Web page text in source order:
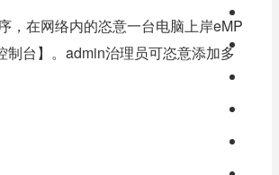
，在网络内的恣意一台电脑上岸eMP
台】。admin治理员可恣意添加多